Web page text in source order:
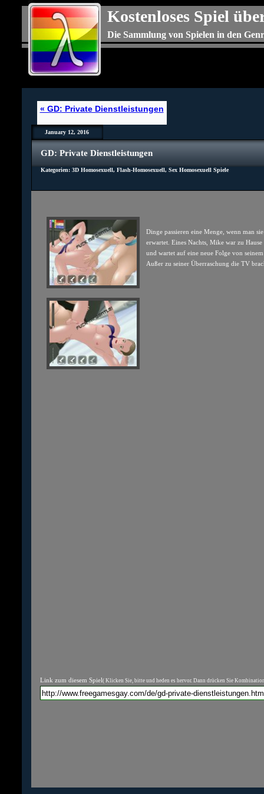
Kostenloses Spiel
Die Sammlung von Spielen in den
« GD: Private Dienstleistungen
January 12, 2016
GD: Private Dienstleistungen
Kategorien: 3D Homosexuell, Flash-Homosexuell, Sex Homosexuell Spiele
Dinge passieren eine Menge, wenn man
erwartet. Eines Nachts, Mike war zu
und wartet auf eine neue Folge von
Außer zu seiner Überraschung die TV
Link zum diesem Spiel( Klicken Sie, bitte und heden es hervor. Dann drücken Sie